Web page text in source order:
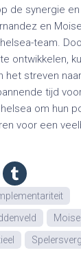
de synergie
en
team.
ontwikkelen,
het streven
tijd
om hun
voor een